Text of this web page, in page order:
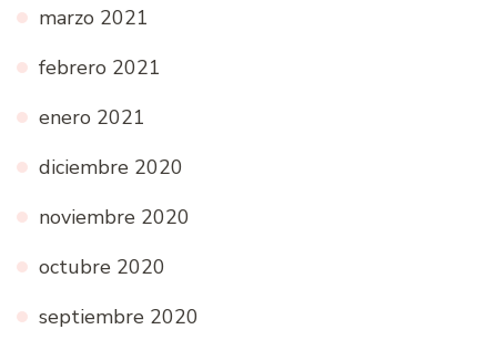
marzo 2021
febrero 2021
enero 2021
diciembre 2020
noviembre 2020
octubre 2020
septiembre 2020